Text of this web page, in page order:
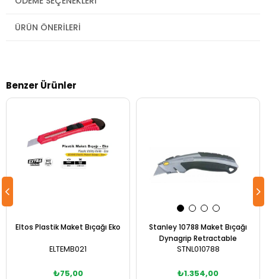
ÜRÜN ÖNERILERI
Benzer Ürünler
Eltos Plastik Maket Bıçağı Eko
ELTEMB021
₺75,00
Stanley 10788 Maket Bıçağı
Dynagrip Retractable
STNL010788
₺1.354,00